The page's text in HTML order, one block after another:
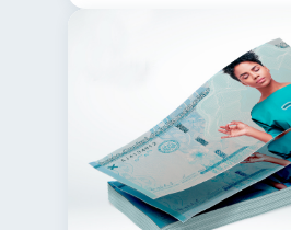
Cuenta Inactiva 1
Finanzas Personales
Educación Financiera 1
Fraudes 1 Mipymes
Información financiera